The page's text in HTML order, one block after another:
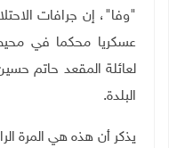
"وفا"، إن جرافات
عسكريا محكما في
لعائلة المقعد حاتم
البلدة.
يذكر أن هذه هي المرة